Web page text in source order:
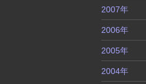
2007年
2006年
2005年
2004年